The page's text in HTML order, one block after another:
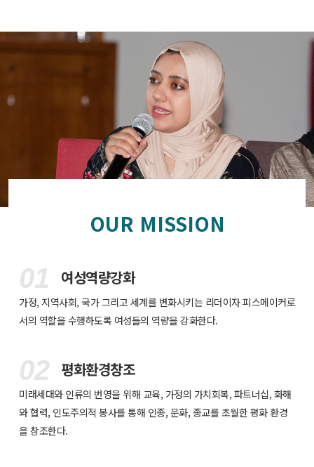
OUR MISSION
여성역량강화
01
가정, 지역사회, 국가 그리고 세계를 변화시키는 리더이자 피스메이커로
서의 역할을 수행하도록 여성들의 역량을 강화한다.
평화환경창조
02
미래세대와 인류의 번영을 위해 교육, 가정의 가치회복, 파트너십, 화해
와 협력, 인도주의적 봉사를 통해 인종, 문화, 종교를 초월한 평화 환경
을 창조한다.